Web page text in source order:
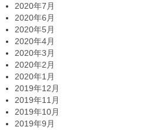
2020年7月
2020年6月
2020年5月
2020年4月
2020年3月
2020年2月
2020年1月
2019年12月
2019年11月
2019年10月
2019年9月